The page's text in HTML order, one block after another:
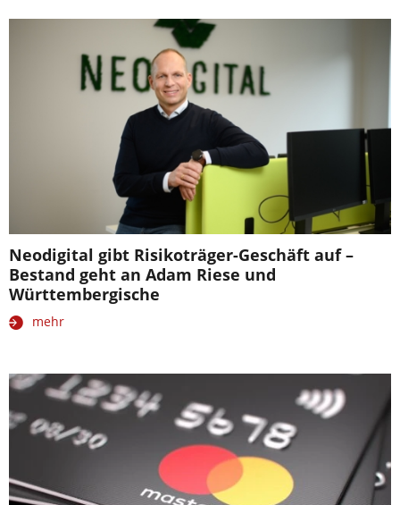
Neodigital gibt Risikoträger-Geschäft auf –
Bestand geht an Adam Riese und
Württembergische
mehr